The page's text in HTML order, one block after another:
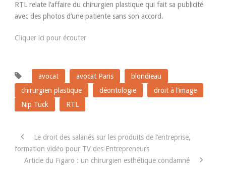
RTL relate l’affaire du chirurgien plastique qui fait sa publicité
avec des photos d’une patiente sans son accord.
Cliquer ici pour écouter
avocat avocat Paris
blondieau
chirurgien plastique
déontologie
droit à l’image
Nip Tuck
RTL
Le droit des salariés sur les produits de l’entreprise,
formation vidéo pour TV des Entrepreneurs
Article du Figaro : un chirurgien esthétique condamné